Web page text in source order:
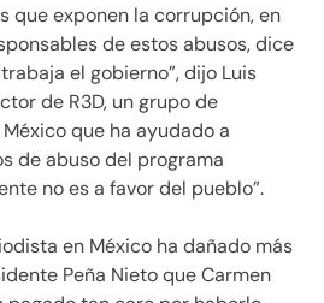
que exponen la corrupción, en
de estos abusos, dice
el gobierno”, dijo Luis
de R3D, un grupo de
que ha ayudado a
de abuso del programa
no es a favor del pueblo”.
en México ha dañado más
Peña Nieto que Carmen